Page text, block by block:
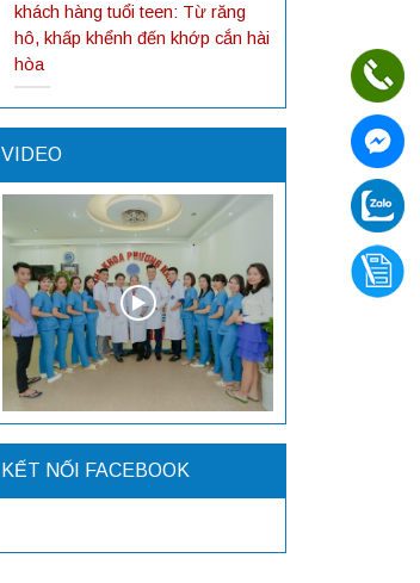
khách hàng tuổi teen: Từ răng
hô, khấp khểnh đến khớp cắn hài
hòa
VIDEO
KẾT NỐI FACEBOOK